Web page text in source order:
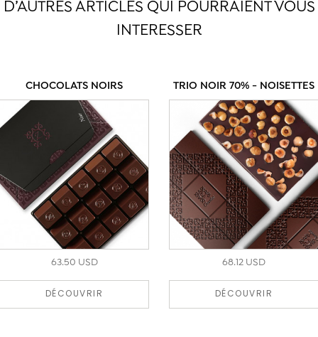
D’AUTRES ARTICLES QUI POURRAIENT VOUS
INTERESSER
CHOCOLATS NOIRS
63.50 USD
DÉCOUVRIR
TRIO NOIR 70% - NOISETTES
68.12 USD
DÉCOUVRIR